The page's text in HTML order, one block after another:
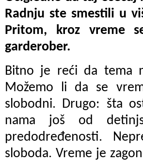
Radnju ste smestili u
Pritom, kroz vreme
garderober.
Bitno je reći da tema
Možemo li da se
slobodni. Drugo: šta
nama još od
predodređenosti.
sloboda. Vreme je